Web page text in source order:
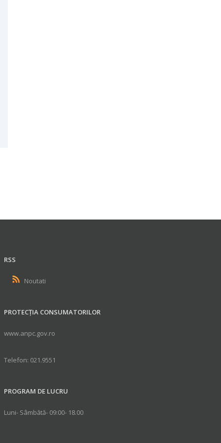
RSS
Noutati
PROTECȚIA CONSUMATORILOR
www.anpc.gov.ro
Telefon: 021.9551
PROGRAM DE LUCRU
Luni- Sâmbătă- 09:00- 18.00